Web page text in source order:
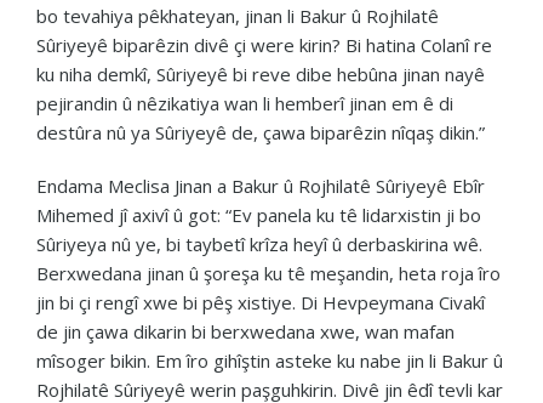
bo tevahiya pêkhateyan, jinan li Bakur û Rojhilatê
Sûriyeyê biparêzin divê çi were kirin? Bi hatina Colanî re
ku niha demkî, Sûriyeyê bi reve dibe hebûna jinan nayê
pejirandin û nêzikatiya wan li hemberî jinan em ê di
destûra nû ya Sûriyeyê de, çawa biparêzin nîqaş dikin.”
Endama Meclisa Jinan a Bakur û Rojhilatê Sûriyeyê Ebîr
Mihemed jî axivî û got: “Ev panela ku tê lidarxistin ji bo
Sûriyeya nû ye, bi taybetî krîza heyî û derbaskirina wê.
Berxwedana jinan û şoreşa ku tê meşandin, heta roja îro
jin bi çi rengî xwe bi pêş xistiye. Di Hevpeymana Civakî
de jin çawa dikarin bi berxwedana xwe, wan mafan
mîsoger bikin. Em îro gihîştin asteke ku nabe jin li Bakur û
Rojhilatê Sûriyeyê werin paşguhkirin. Divê jin êdî tevli kar